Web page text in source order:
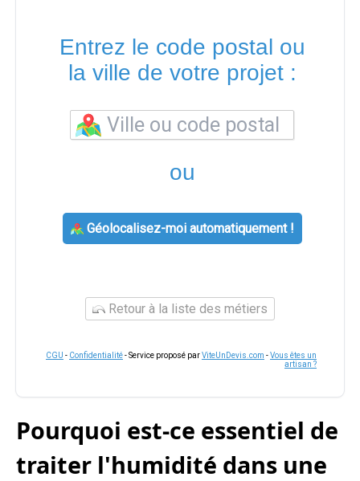
Entrez le code postal ou
la ville de votre projet :
ou
Géolocalisez-moi automatiquement !
Retour à la liste des métiers
CGU - Confidentialité- Service proposé parViteUnDevis.com -Vous êtes un
artisan ?
Pourquoi est-ce essentiel de
traiter l'humidité dans une